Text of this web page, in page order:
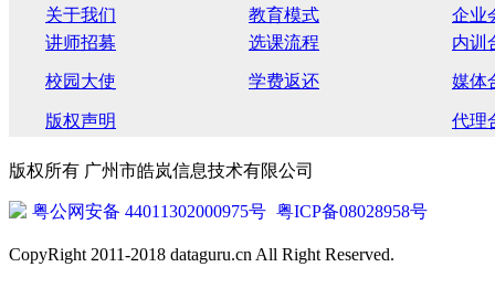
关于我们
教育模式
企业
讲师招募
选课流程 内训
校园大使 学费返还 媒体
版权声明 代理
版权所有 广州市皓岚信息技术有限公司
粤公网安备 44011302000975号 粤ICP备08028958号
CopyRight 2011-2018 dataguru.cn All Right Reserved.